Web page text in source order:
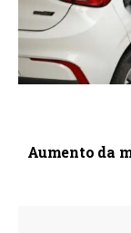
Aumento da